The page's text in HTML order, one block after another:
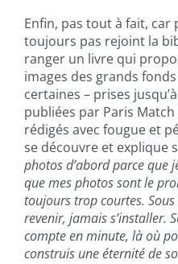
Enfin, pas tout à fait, car
toujours pas rejoint la
ranger un livre qui
images des grands
certaines – prises
publiées par Paris
rédigés avec fougue et
se découvre et explique
photos d’abord parce que
que mes photos sont le
toujours trop courtes. Sous
revenir, jamais s’installer.
compte en minute, là où
construis une éternité de